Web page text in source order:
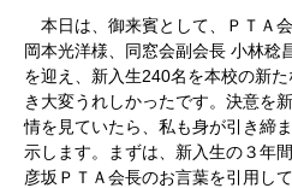
本日は、御来賓として、ＰＴＡ
岡本光洋様、同窓会副会長 小林稔
を迎え、新入生240名を本校の新
き大変うれしかったです。決意を
情を見ていたら、私も身が引き締
示します。まずは、新入生の３年
彦坂ＰＴＡ会長のお言葉を引用し